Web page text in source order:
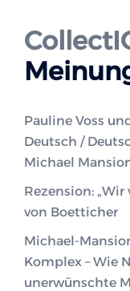
Pauline Voss
Deutsch /
Michael
Rezension: „Wir
von Boetticher
Michael-
Komplex – Wie
unerwünschte